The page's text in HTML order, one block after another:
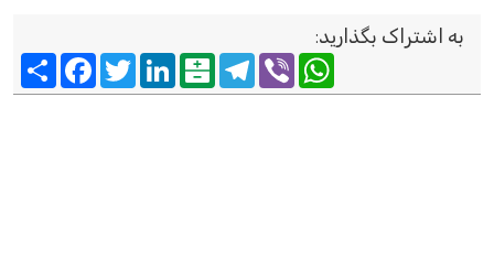
به اشتراک بگذارید:
FacebookTwitter
LinkedInBalatarin
TelegramViber
WhatsApp